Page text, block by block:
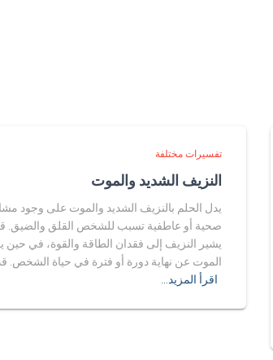
تفسيرات مختلفة
النزيف الشديد والموت
يدل الحلم بالنزيف الشديد والموت على وجود
صحية أو عاطفية تسبب للشخص القلق والضيق.
يشير النزيف إلى فقدان الطاقة والقوة، في حين
الموت عن نهاية دورة أو فترة في حياة الشخص.
اقرأ المزيد…